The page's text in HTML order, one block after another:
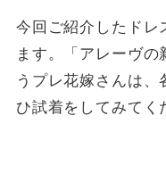
今回ご紹介したドレ
ます。「アレーヴ
うプレ花嫁さんは
ひ試着をしてみてく